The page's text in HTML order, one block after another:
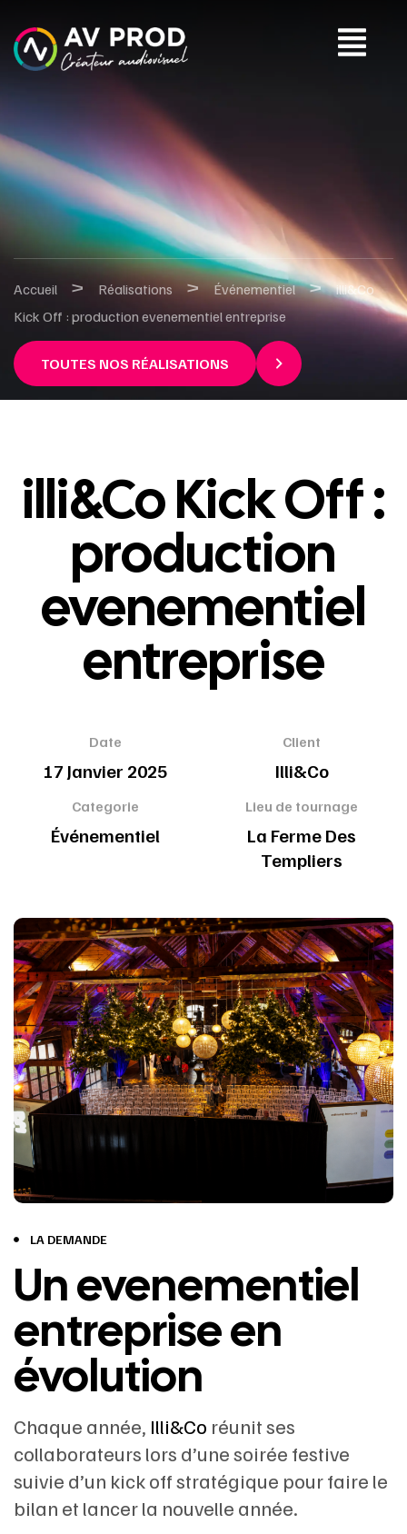
Accueil > Réalisations > Événementiel > illi&Co
Kick Off : production evenementiel entreprise
TOUTES NOS RÉALISATIONS
illi&Co Kick Off :
production
evenementiel
entreprise
Date
17 Janvier 2025
Client
Illi&Co
Categorie
Événementiel
Lieu de tournage
La Ferme Des
Templiers
LA DEMANDE
Un evenementiel
entreprise en
évolution
Chaque année, Illi&Co réunit ses
collaborateurs lors d’une soirée festive
suivie d’un kick off stratégique pour faire le
bilan et lancer la nouvelle année.